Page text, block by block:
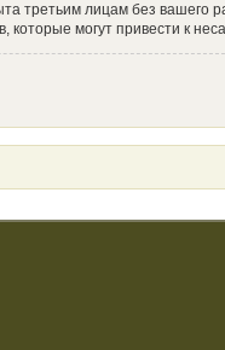
третьим лицам без
могут привести к